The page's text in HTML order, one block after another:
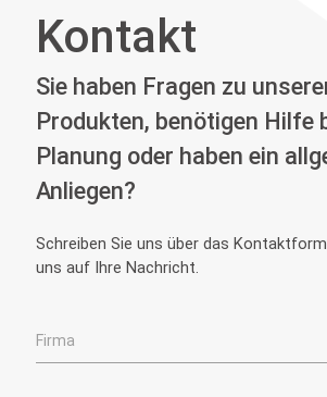
Kontakt
Sie haben Fragen zu
Produkten, benötigen Hilfe
Planung oder haben ein
Anliegen?
Schreiben Sie uns über das
uns auf Ihre Nachricht.
Firma